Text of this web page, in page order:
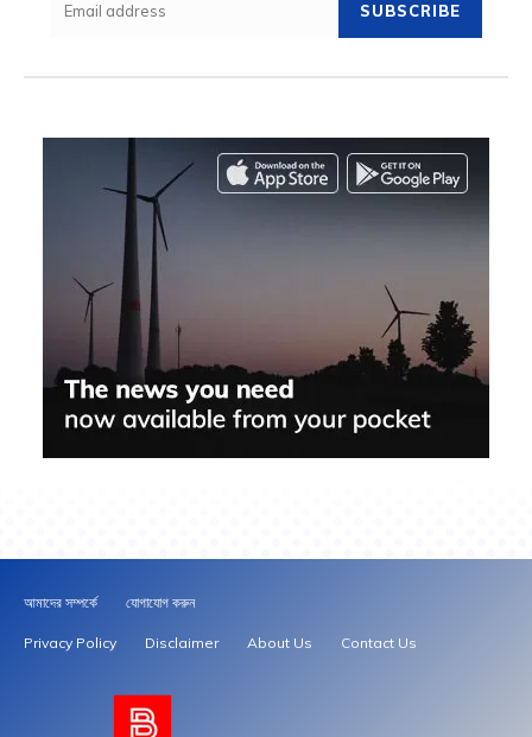
SUBSCRIBE
আমাদের সম্পর্কে যোগাযোগ করুন
Privacy Policy Disclaimer About Us Contact Us